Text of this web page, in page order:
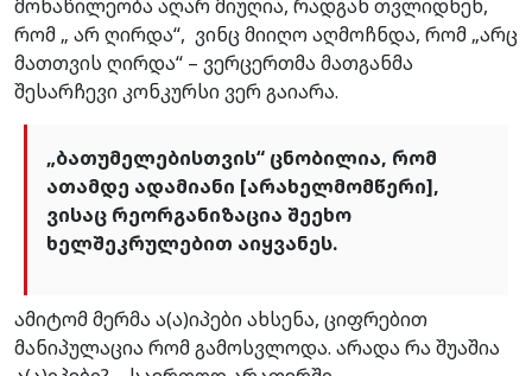
მონაწილეობა აღარ მიუღია, რადგან თვლიდნენ,
რომ „ არ ღირდა“, ვინც მიიღო აღმოჩნდა, რომ „არც
მათთვის ღირდა“ – ვერცერთმა მათგანმა
შესარჩევი კონკურსი ვერ გაიარა.
„ბათუმელებისთვის“ ცნობილია, რომ
ათამდე ადამიანი [არახელმომწერი],
ვისაც რეორგანიზაცია შეეხო
ხელშეკრულებით აიყვანეს.
ამიტომ მერმა ა(ა)იპები ახსენა, ციფრებით
მანიპულაცია რომ გამოსვლოდა. არადა რა შუაშია